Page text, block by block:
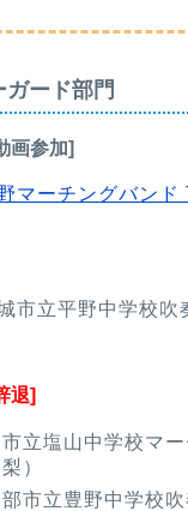
ガード部門
画参加]
マーチングバンド
市立平野中学校吹
退]
立塩山中学校マ
）
市立豊野中学校吹